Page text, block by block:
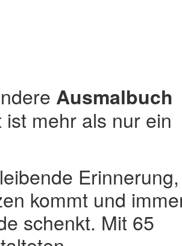
Ausmalbuch
mehr als nur ein
Erinnerung,
kommt und
schenkt. Mit 65